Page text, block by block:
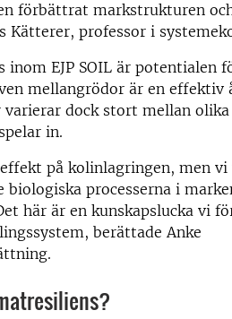
förbättrat markstrukturen
Kätterer, professor i
EJP SOIL är potentialen
mellangrödor är en effektiv
dock stort mellan olika
in.
på kolinlagringen, men vi
processerna i
här är en kunskapslucka vi
berättade Anke